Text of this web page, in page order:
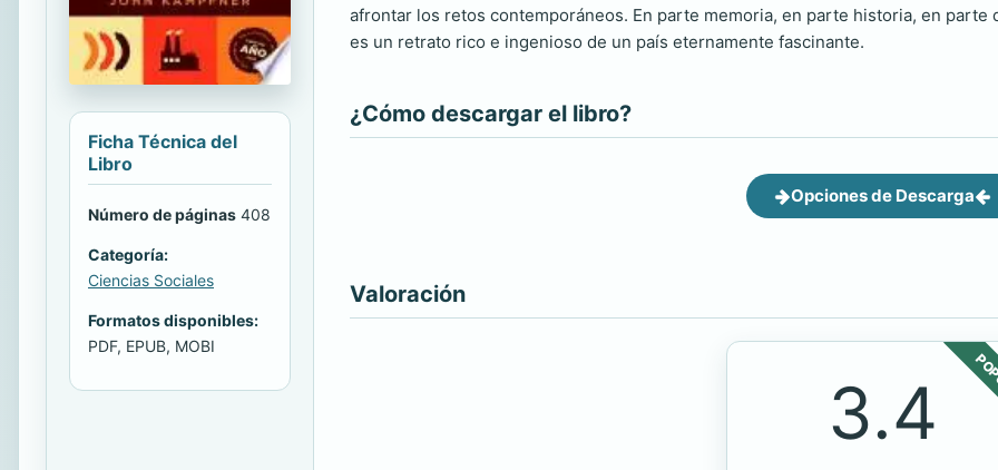
Ficha Técnica del
Libro
Número de páginas 408
Categoría:
Ciencias Sociales
Formatos disponibles:
PDF, EPUB, MOBI
afrontar los retos contemporáneos. En parte memoria, en parte historia, en
es un retrato rico e ingenioso de un país eternamente fascinante.
¿Cómo descargar el libro?
Opciones de Descarga
Valoración
3.4